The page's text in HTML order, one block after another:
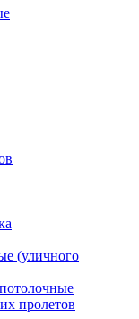
(уличного
пролетов